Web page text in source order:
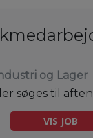
og Lager
søges til
VIS JOB